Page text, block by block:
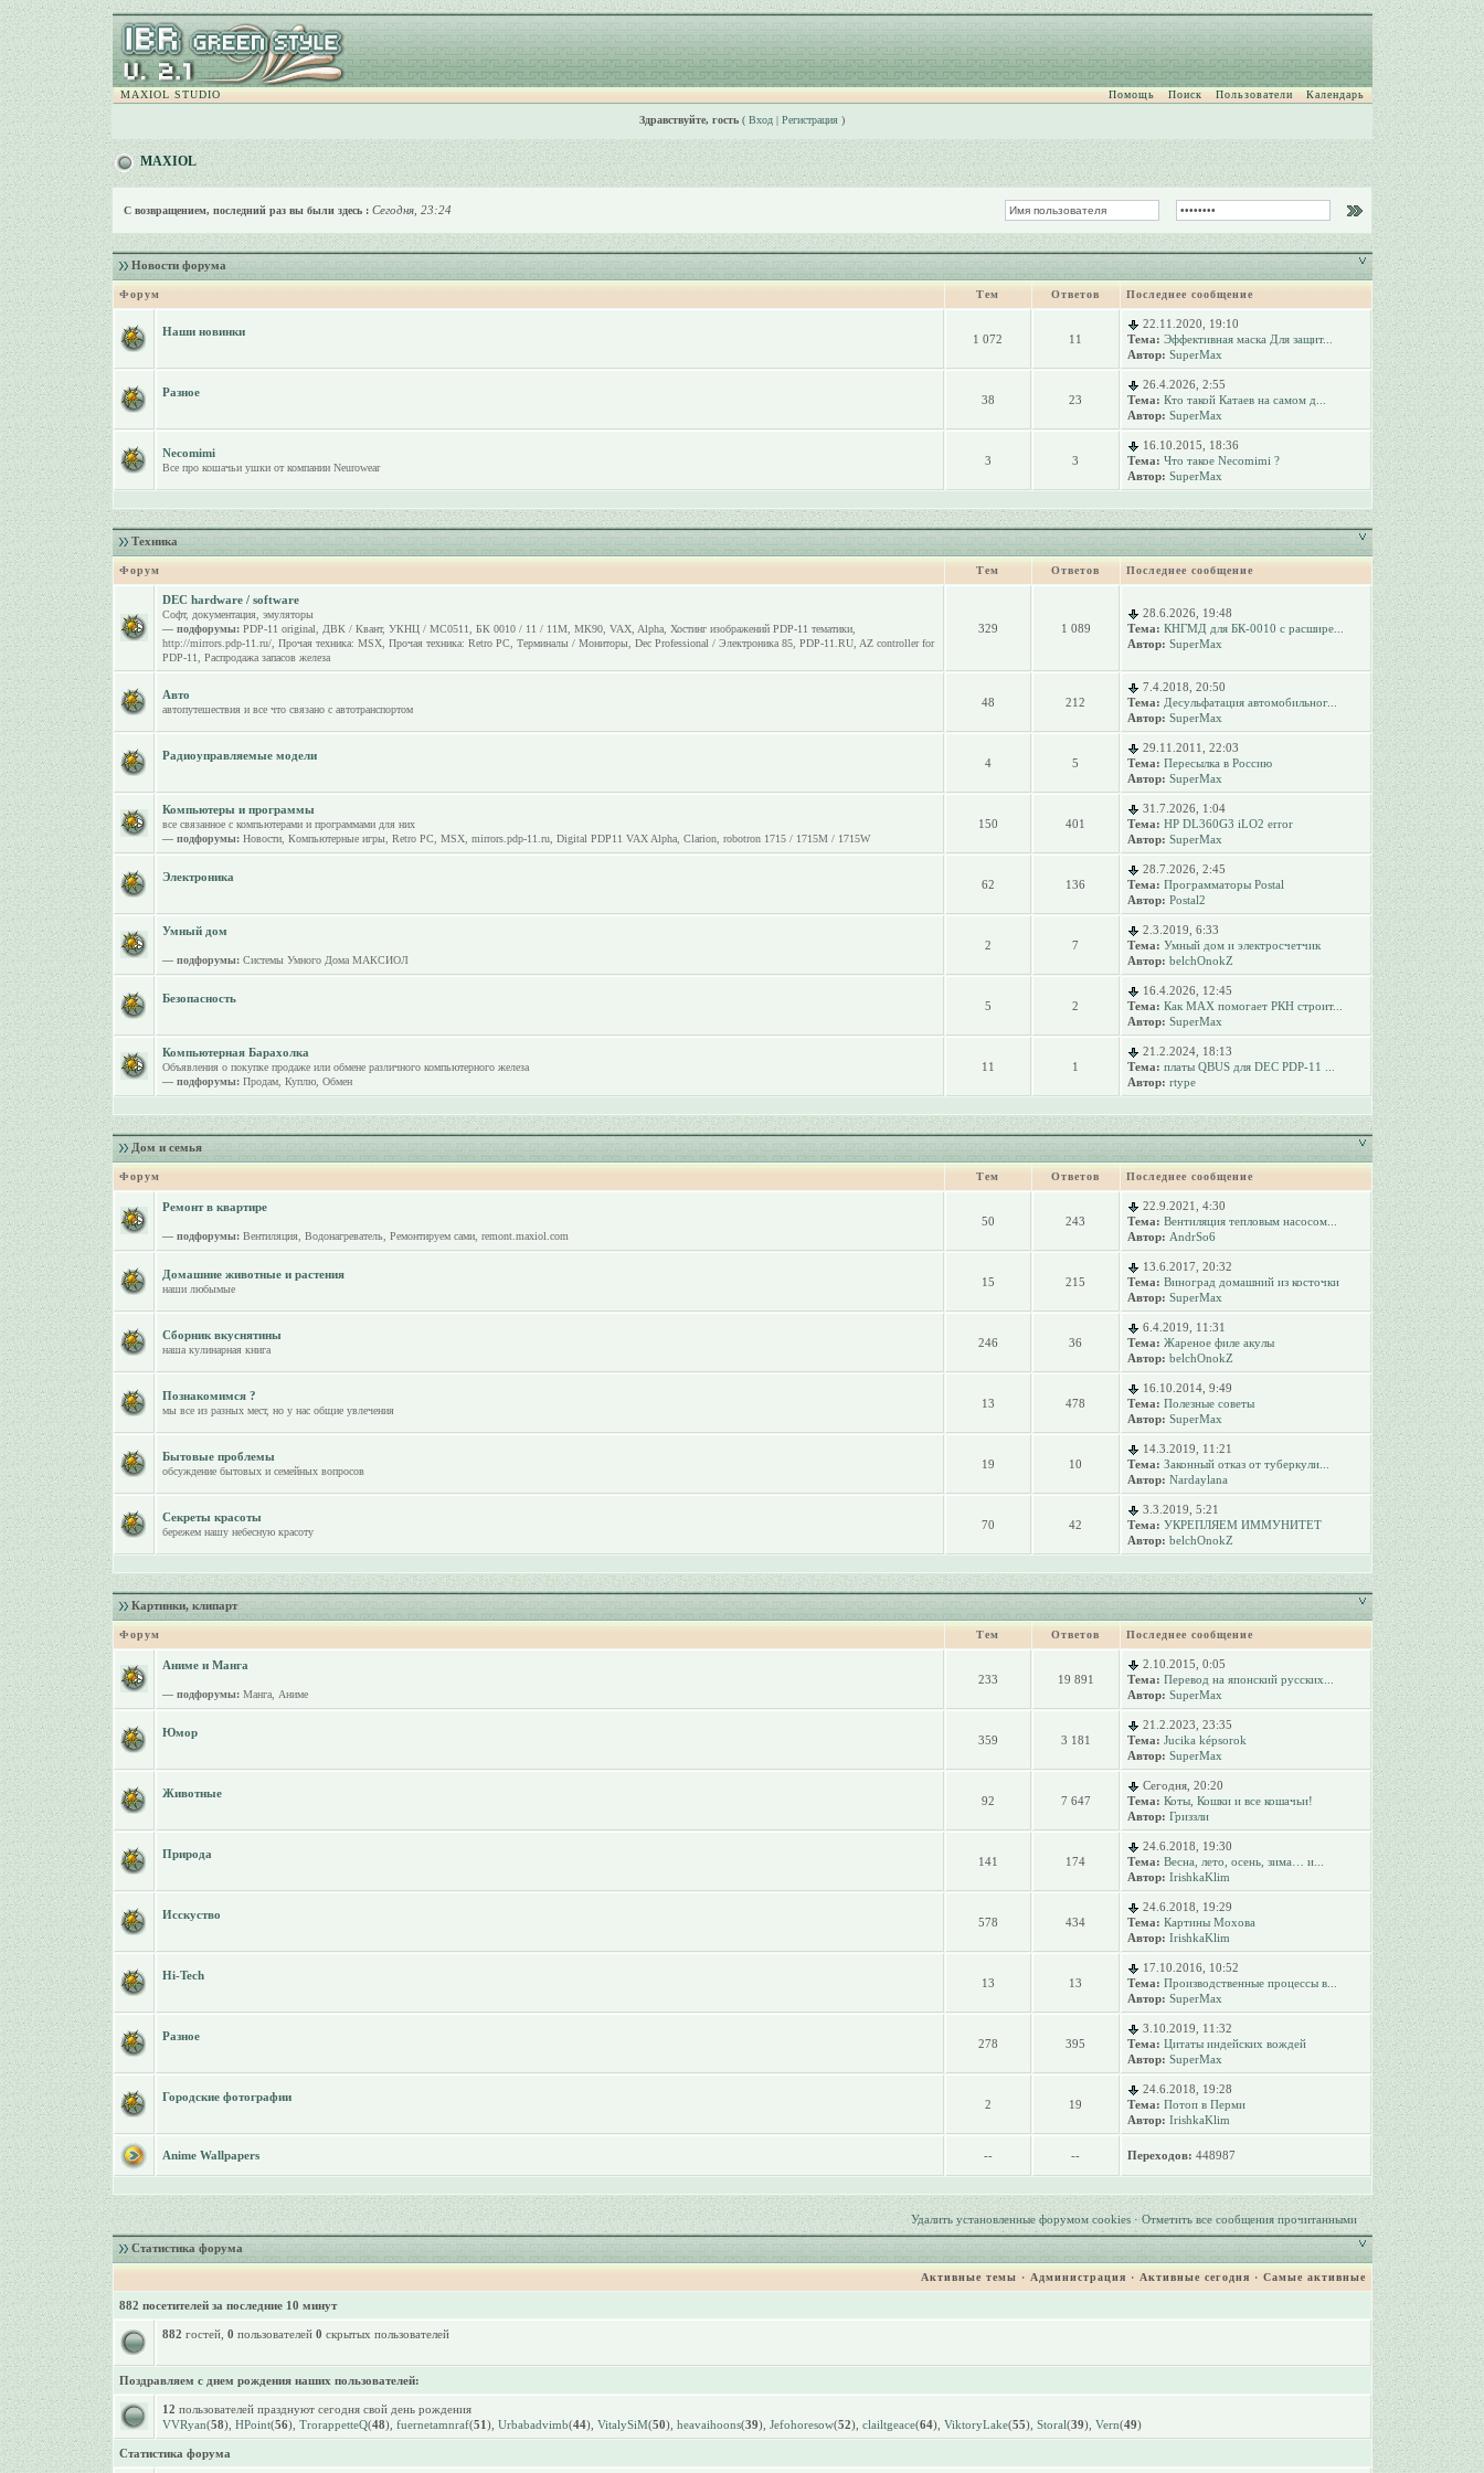
MAXIOL STUDIO Помощь Поиск Пользователи Календарь
Здравствуйте, гость( Вход| Регистрация)
MAXIOL
С возвращением, последний раз вы были здесь : Сегодня, 23:24
Новости форума
Форум Тем Ответов Последнее сообщение
Наши новинки
1 072 11
22.11.2020, 19:10
Тема: Эффективная маска Для защит...
Автор: SuperMax
Разное
38 23
26.4.2026, 2:55
Тема: Кто такой Катаев на самом д...
Автор: SuperMax
Necomimi
Все про кошачьи ушки от компании Neurowear
3 3
16.10.2015, 18:36
Тема: Что такое Necomimi ?
Автор: SuperMax
Техника
Форум Тем Ответов Последнее сообщение
DEC hardware / software
Софт, документация, эмуляторы
— подфорумы: PDP-11 original ДВК / Квант, УКНЦ / МС0511 БК 0010 / 11 / 11M, МК90, VAX, Alpha, Хостинг изображений PDP-11 тематики,
http://mirrors.pdp-11.ru/, Прочая техника: MSX, Прочая техника: Retro PC Терминалы / Мониторы, Dec Professional / Электроника 85, PDP-11.RU, AZ controller for
PDP-11
Распродажа запасов железа
329 1 089
28.6.2026, 19:48
Тема: КНГМД для БК-0010 с расшире...
Автор: SuperMax
Авто
автопутешествия и все что связано с автотранспортом
48 212
7.4.2018, 20:50
Тема: Десульфатация автомобильног...
Автор: SuperMax
Радиоуправляемые модели
4 5
29.11.2011, 22:03
Тема: Пересылка в Россию
Автор: SuperMax
Компьютеры и программы
все связанное с компьютерами и программами для них
— подфорумы: Новости, Компьютерные игры, Retro PC MSX, mirrors.pdp-11.ru, Digital PDP11 VAX Alpha, Clarion, robotron 1715 / 1715M / 1715W
150 401
31.7.2026, 1:04
Тема: HP DL360G3 iLO2 error
Автор: SuperMax
Электроника
62 136
28.7.2026, 2:45
Тема: Программаторы Postal
Автор: Postal2
Умный дом
— подфорумы: Системы Умного Дома МАКСИОЛ
2 7
2.3.2019, 6:33
Тема: Умный дом и электросчетчик
Автор: belchOnokZ
Безопасность
5 2
16.4.2026, 12:45
Тема: Как MAX помогает РКН строит...
Автор: SuperMax
Компьютерная Барахолка
Объявления о покупке продаже или обмене различного компьютерного железа
— подфорумы: Продам, Куплю, Обмен
11 1
21.2.2024, 18:13
Тема: платы QBUS для DEC PDP-11 ...
Автор: rtype
Дом и семья
Форум Тем Ответов Последнее сообщение
Ремонт в квартире
— подфорумы: Вентиляция, Водонагреватель, Ремонтируем сами, remont.maxiol.com
50 243
22.9.2021, 4:30
Тема: Вентиляция тепловым насосом...
Автор: AndrSo6
Домашние животные и растения
наши любымые
15 215
13.6.2017, 20:32
Тема: Виноград домашний из косточки
Автор: SuperMax
Сборник вкуснятины
наша кулинарная книга
246 36
6.4.2019, 11:31
Тема: Жареное филе акулы
Автор: belchOnokZ
Познакомимся ?
мы все из разных мест, но у нас общие увлечения
13 478
16.10.2014, 9:49
Тема: Полезные советы
Автор: SuperMax
Бытовые проблемы
обсуждение бытовых и семейных вопросов
19 10
14.3.2019, 11:21
Тема: Законный отказ от туберкули...
Автор: Nardaylana
Секреты красоты
бережем нашу небесную красоту
70 42
3.3.2019, 5:21
Тема: УКРЕПЛЯЕМ ИММУНИТЕТ
Автор: belchOnokZ
Картинки, клипарт
Форум Тем Ответов Последнее сообщение
Аниме и Манга
— подфорумы: Манга, Аниме
233 19 891
2.10.2015, 0:05
Тема: Перевод на японский русских...
Автор: SuperMax
Юмор
359 3 181
21.2.2023, 23:35
Тема: Jucika képsorok
Автор: SuperMax
Животные
92 7 647
Сегодня, 20:20
Тема: Коты, Кошки и все кошачьи!
Автор: Гриззли
Природа
141 174
24.6.2018, 19:30
Тема: Весна, лето, осень, зима… и...
Автор: IrishkaKlim
Исскуство
578 434
24.6.2018, 19:29
Тема: Картины Мохова
Автор: IrishkaKlim
Hi-Tech
13 13
17.10.2016, 10:52
Тема: Производственные процессы в...
Автор: SuperMax
Разное
278 395
3.10.2019, 11:32
Тема: Цитаты индейских вождей
Автор: SuperMax
Городские фотографии
2 19
24.6.2018, 19:28
Тема: Потоп в Перми
Автор: IrishkaKlim
Anime Wallpapers -- -- Переходов: 448987
Удалить установленные форумом cookies·Отметить все сообщения прочитанными
Статистика форума
Активные темы · Администрация · Активные сегодня · Самые активные
882 посетителей за последние 10 минут
882 гостей, 0 пользователей 0 скрытых пользователей
Поздравляем с днем рождения наших пользователей:
12 пользователей празднуют сегодня свой день рождения
VVRyan(58), HPoint(56), TrorappetteQ(48), fuernetamnraf(51), Urbabadvimb(44), VitalySiM(50), heavaihoons(39), Jefohoresow(52), clailtgeace(64), ViktoryLake(55), Storal(39), Vern(49)
Статистика форума